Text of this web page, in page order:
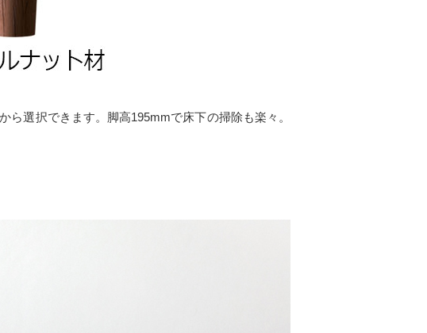
選択できます。脚高195mmで床下の掃除も楽々。